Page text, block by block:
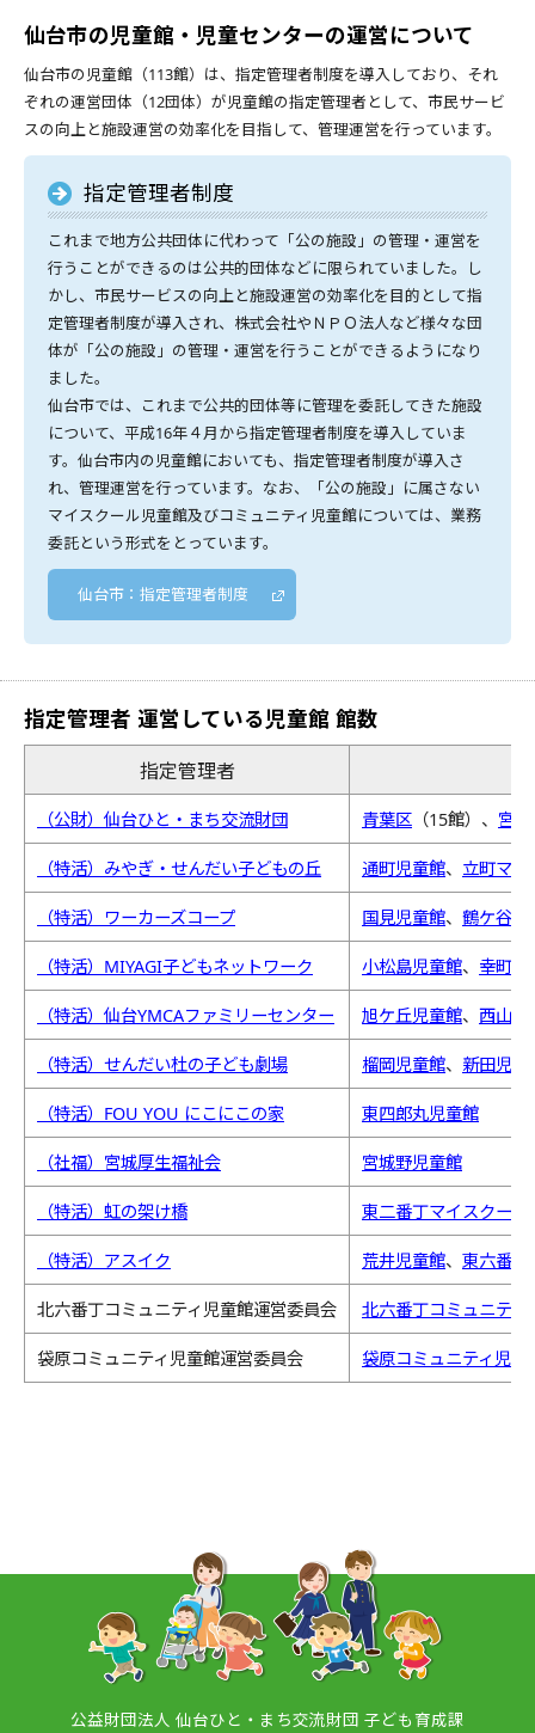
仙台市の児童館・児童センターの運営について
仙台市の児童館（113館）は、指定管理者制度を導入しており、それ
ぞれの運営団体（12団体）が児童館の指定管理者として、市民サービ
スの向上と施設運営の効率化を目指して、管理運営を行っています。
指定管理者制度
これまで地方公共団体に代わって「公の施設」の管理・運営を
行うことができるのは公共的団体などに限られていました。し
かし、市民サービスの向上と施設運営の効率化を目的として指
定管理者制度が導入され、株式会社やＮＰＯ法人など様々な団
体が「公の施設」の管理・運営を行うことができるようになり
ました。
仙台市では、これまで公共的団体等に管理を委託してきた施設
について、平成16年４月から指定管理者制度を導入していま
す。仙台市内の児童館においても、指定管理者制度が導入さ
れ、管理運営を行っています。なお、「公の施設」に属さない
マイスクール児童館及びコミュニティ児童館については、業務
委託という形式をとっています。
仙台市：指定管理者制度
指定管理者 運営している児童館 館数
指定管理者
（公財）仙台ひと・まち交流財団 青葉区 （15館）、 宮
（特活）みやぎ・せんだい子どもの丘 通町児童館、 立町マイ
（特活）ワーカーズコープ 国見児童館、 鶴ケ谷東
（特活）MIYAGI子どもネットワーク 小松島児童館、 幸町南
（特活）仙台YMCAファミリーセンター 旭ケ丘児童館、 西山児
（特活）せんだい杜の子ども劇場 榴岡児童館、 新田児童
（特活）FOU YOU にこにこの家 東四郎丸児童館
（社福）宮城厚生福祉会 宮城野児童館
（特活）虹の架け橋 東二番丁マイスクール
（特活）アスイク 荒井児童館、 東六番丁
北六番丁コミュニティ児童館運営委員会 北六番丁コミュニティ
袋原コミュニティ児童館運営委員会 袋原コミュニティ児童
公益財団法人 仙台ひと・まち交流財団 子ども育成課